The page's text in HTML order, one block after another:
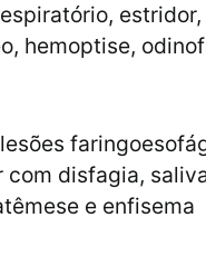
hemoptise,
com disfagia,
e enfisema